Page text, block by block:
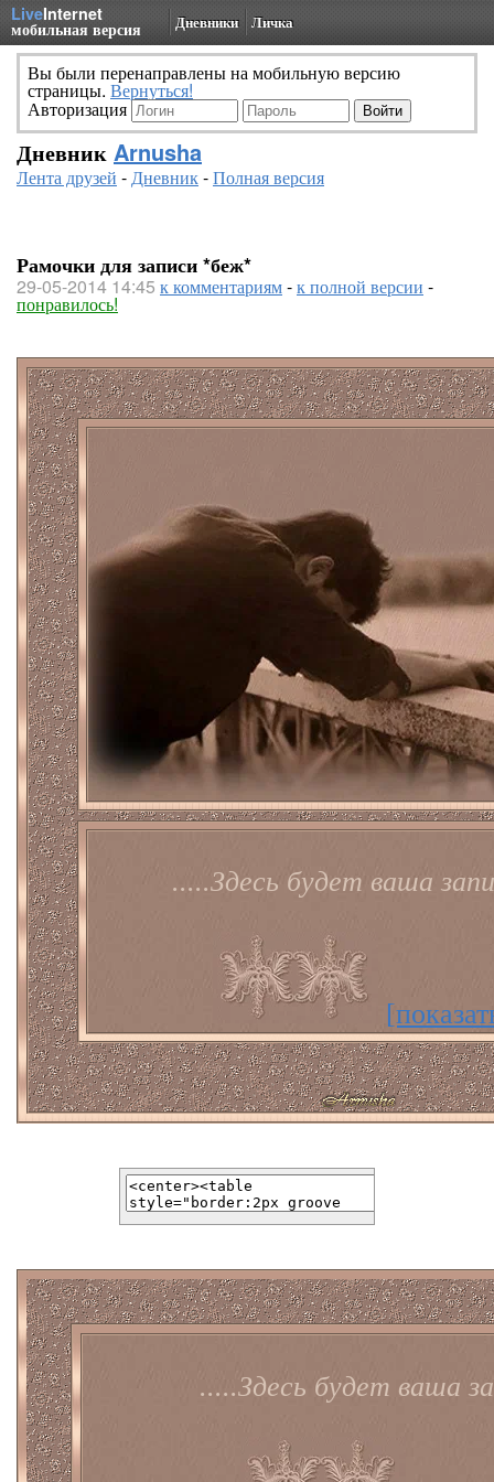
LiveInternet
мобильная версия Дневники Личка
Вы были перенаправлены на мобильную версию
страницы. Вернуться!
Авторизация
Дневник Arnusha
Лента друзей -Дневник-Полная версия
Рамочки для записи *беж*
29-05-2014 14:45 к комментариям-к полной версии -
понравилось!
.....Здесь будет ваша
.....Здесь будет ваша